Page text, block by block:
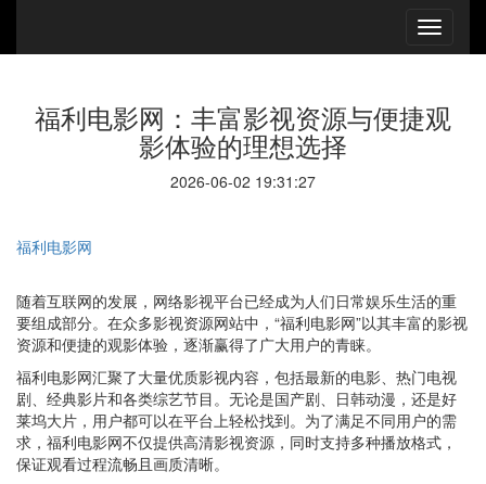
福利电影网：丰富影视资源与便捷观
影体验的理想选择
2026-06-02 19:31:27
福利电影网
随着互联网的发展，网络影视平台已经成为人们日常娱乐生活的重
要组成部分。在众多影视资源网站中，“福利电影网”以其丰富的影视
资源和便捷的观影体验，逐渐赢得了广大用户的青睐。
福利电影网汇聚了大量优质影视内容，包括最新的电影、热门电视
剧、经典影片和各类综艺节目。无论是国产剧、日韩动漫，还是好
莱坞大片，用户都可以在平台上轻松找到。为了满足不同用户的需
求，福利电影网不仅提供高清影视资源，同时支持多种播放格式，
保证观看过程流畅且画质清晰。